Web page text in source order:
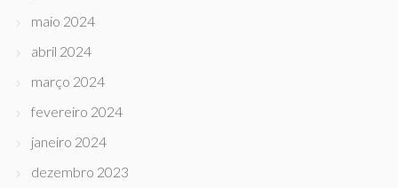
maio 2024
abril 2024
março 2024
fevereiro 2024
janeiro 2024
dezembro 2023